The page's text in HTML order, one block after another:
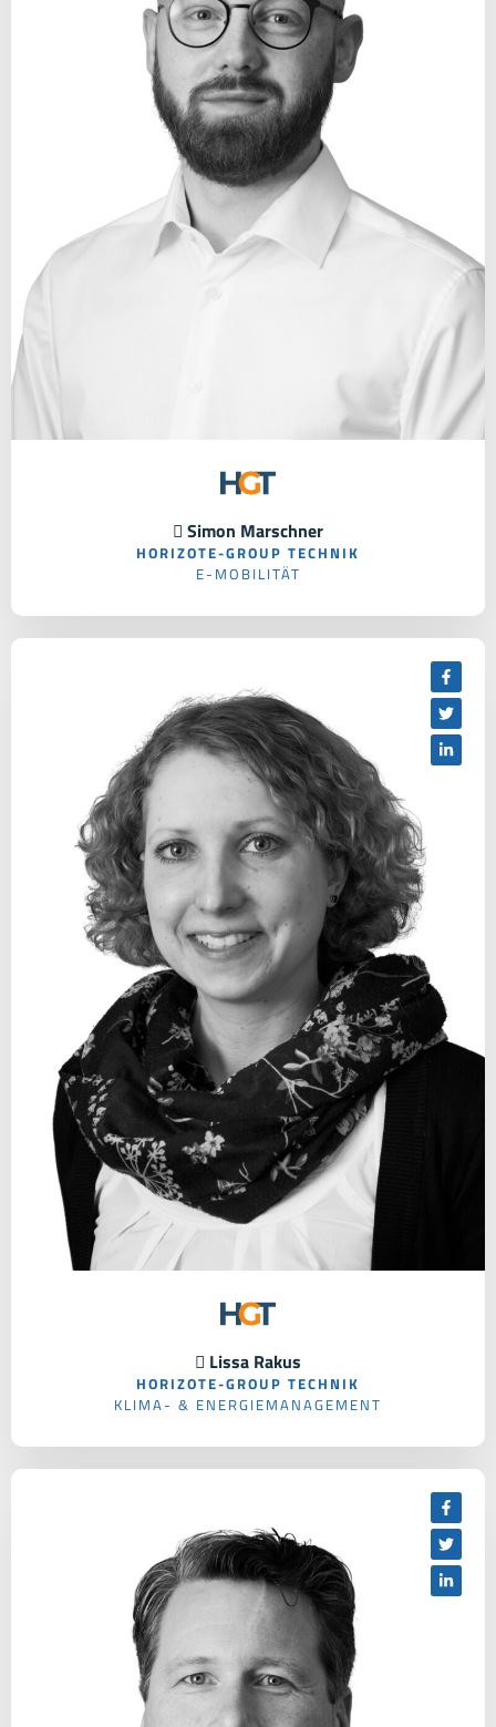
 Simon Marschner
HORIZOTE-GROUP TECHNIK
E-MOBILITÄT
 Lissa Rakus
HORIZOTE-GROUP TECHNIK
KLIMA- & ENERGIEMANAGEMENT